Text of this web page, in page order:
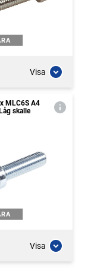
Visa
MLC6S A4
skalle
Visa